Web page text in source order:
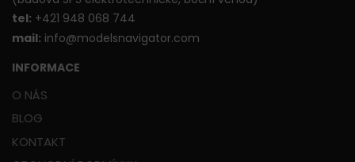
tel: +421 948 068 744
mail: info@modelsnavigator.com
INFORMACE
O NÁS
BLOG
KONTAKT